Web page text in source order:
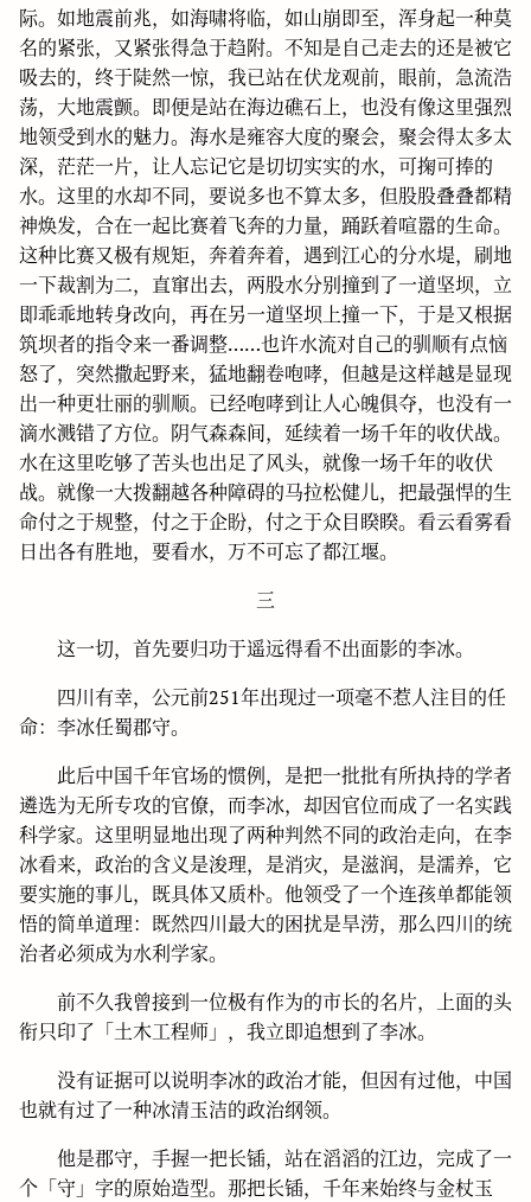
际。如地震前兆，如海啸将临，如山崩即至，浑身起一种莫
名的紧张，又紧张得急于趋附。不知是自己走去的还是被它
吸去的，终于陡然一惊，我已站在伏龙观前，眼前，急流浩
荡，大地震颤。即便是站在海边礁石上，也没有像这里强烈
地领受到水的魅力。海水是雍容大度的聚会，聚会得太多太
深，茫茫一片，让人忘记它是切切实实的水，可掬可捧的
水。这里的水却不同，要说多也不算太多，但股股叠叠都精
神焕发，合在一起比赛着飞奔的力量，踊跃着喧嚣的生命。
这种比赛又极有规矩，奔着奔着，遇到江心的分水堤，刷地
一下裁割为二，直窜出去，两股水分别撞到了一道坚坝，立
即乖乖地转身改向，再在另一道坚坝上撞一下，于是又根据
筑坝者的指令来一番调整……也许水流对自己的驯顺有点恼
怒了，突然撒起野来，猛地翻卷咆哮，但越是这样越是显现
出一种更壮丽的驯顺。已经咆哮到让人心魄俱夺，也没有一
滴水溅错了方位。阴气森森间，延续着一场千年的收伏战。
水在这里吃够了苦头也出足了风头，就像一场千年的收伏
战。就像一大拨翻越各种障碍的马拉松健儿，把最强悍的生
命付之于规整，付之于企盼，付之于众目睽睽。看云看雾看
日出各有胜地，要看水，万不可忘了都江堰。
三
这一切，首先要归功于遥远得看不出面影的李冰。
四川有幸，公元前251年出现过一项毫不惹人注目的任
命：李冰任蜀郡守。
此后中国千年官场的惯例，是把一批批有所执持的学者
遴选为无所专攻的官僚，而李冰，却因官位而成了一名实践
科学家。这里明显地出现了两种判然不同的政治走向，在李
冰看来，政治的含义是浚理，是消灾，是滋润，是濡养，它
要实施的事儿，既具体又质朴。他领受了一个连孩单都能领
悟的简单道理：既然四川最大的困扰是旱涝，那么四川的统
治者必须成为水利学家。
前不久我曾接到一位极有作为的市长的名片，上面的头
衔只印了「土木工程师」，我立即追想到了李冰。
没有证据可以说明李冰的政治才能，但因有过他，中国
也就有过了一种冰清玉洁的政治纲领。
他是郡守，手握一把长锸，站在滔滔的江边，完成了一
个「守」字的原始造型。那把长锸，千年来始终与金杖玉